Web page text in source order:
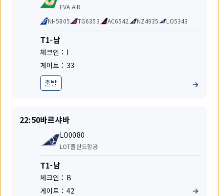
항
사
EVA AIR
공
동
운
항
편
NH5805 TG6353 AC6542 NZ4935 LO5343
터
미
널
T1-남
체크인： I
게이트： 33
상출발
출
발
22:50목
적
바르샤바
편
명
LO0080
항
공
사
LOT폴란드항공
터
미
널
T1-남
체크인： B
게이트： 42